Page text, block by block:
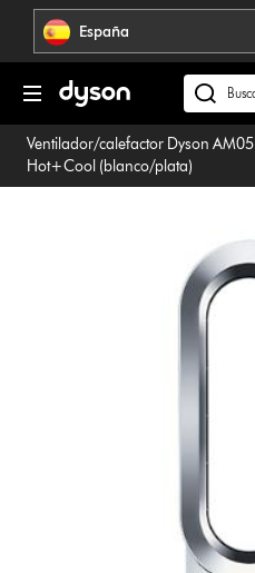
Omitir
navegación España
Buscar
en
dyson.es
Ventilador/calefactor Dyson AM05
Hot+Cool (blanco/plata)